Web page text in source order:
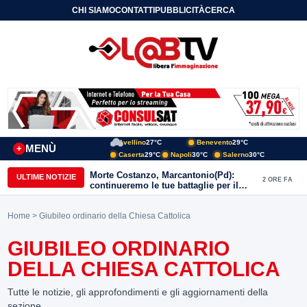
CHI SIAMOCONTATTIPUBBLICITÀCERCA
MENÙ
+
Avellino27°C Benevento29°C
Caserta29°C Napoli30°C Salerno30°C
ULTIME NOTIZIE
Morte Costanzo, Marcantonio(Pd):
continueremo le tue battaglie per il
Sannio
2 ORE FA
Home > Giubileo ordinario della Chiesa Cattolica
GIUBILEO ORDINARIO
DELLA CHIESA CATTOLICA
Tutte le notizie, gli approfondimenti e gli aggiornamenti della